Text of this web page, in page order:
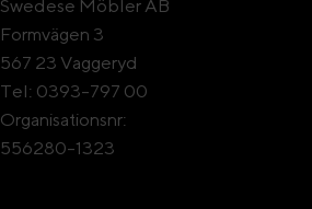
Swedese Möbler AB
Formvägen 3
567 23 Vaggeryd
Tel: 0393-797 00
Organisationsnr:
556280-1323